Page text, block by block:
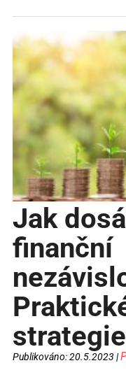
Jak
finanční
strategie
Publikováno: 20.5.2023 |